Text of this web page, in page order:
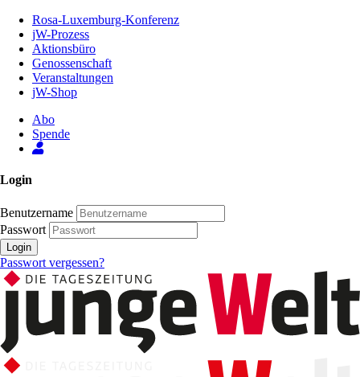
Inhalt
Seite
Rosa-Luxemburg-Konferenz
jW-Prozess
Aktionsbüro
Genossenschaft
Veranstaltungen
jW-Shop
Abo
Spende
Login
Benutzername
Passwort
Login
Passwort vergessen?